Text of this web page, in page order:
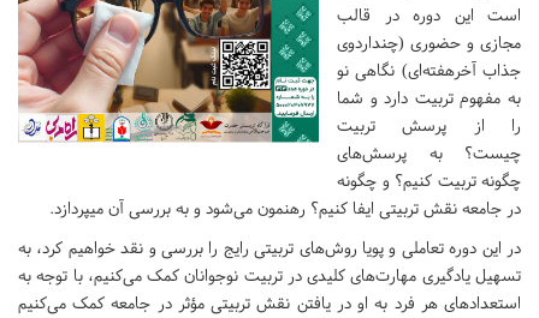
است این دوره در قالب
مجازی و حضوری (چند‌اردوی
جذاب آخرهفته‌ای) نگاهی نو
به مفهوم تربیت دارد و شما
را از پرسش تربیت
چیست؟ به پرسش‌های
چگونه تربیت کنیم؟ و چگونه
در جامعه نقش تربیتی ایفا کنیم؟ رهنمون می‌شود و به بررسی آن میپردازد.
در این دوره تعاملی و پویا روش‌های تربیتی رایج را بررسی و نقد خواهیم کرد، به
تسهیل یادگیری مهارت‌های کلیدی در تربیت نوجوانان کمک می‌کنیم، با توجه به
استعدادهای هر فرد به او در یافتن نقش تربیتی مؤثر در جامعه کمک می‌کنیم